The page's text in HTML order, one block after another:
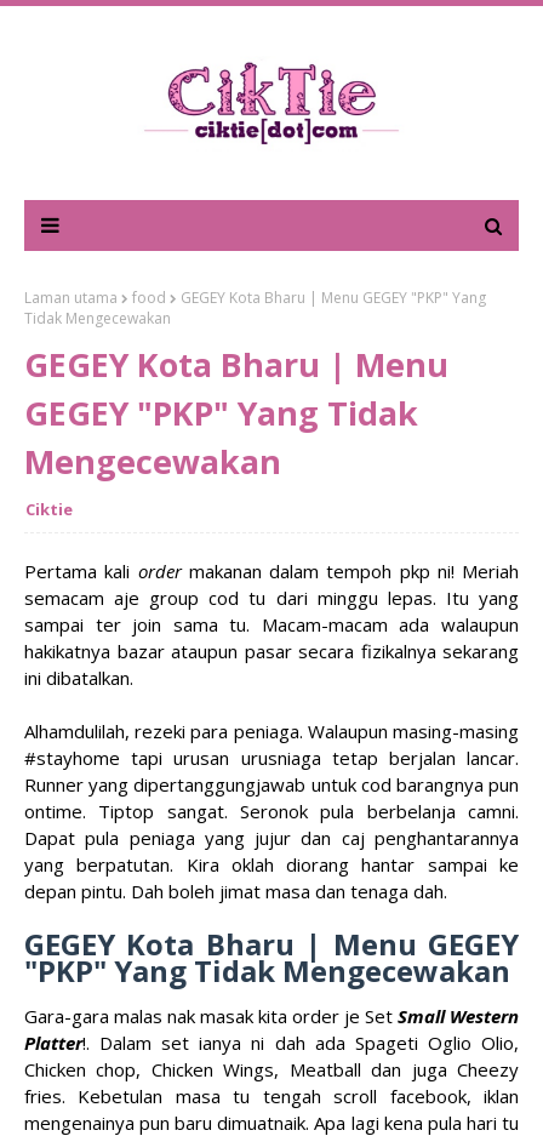
Laman utama food
GEGEY Kota Bharu | Menu GEGEY "PKP" Yang
Tidak Mengecewakan
GEGEY Kota Bharu | Menu
GEGEY "PKP" Yang Tidak
Mengecewakan
Ciktie
Pertama kali ordermakanan dalam tempoh pkp ni! Meriah
semacam aje group cod tu dari minggu lepas. Itu yang
sampai ter join sama tu. Macam-macam ada walaupun
hakikatnya bazar ataupun pasar secara fizikalnya sekarang
ini dibatalkan.
Alhamdulilah, rezeki para peniaga. Walaupun masing-masing
#stayhome tapi urusan urusniaga tetap berjalan lancar.
Runner yang dipertanggungjawab untuk cod barangnya pun
ontime. Tiptop sangat. Seronok pula berbelanja camni.
Dapat pula peniaga yang jujur dan caj penghantarannya
yang berpatutan. Kira oklah diorang hantar sampai ke
depan pintu. Dah boleh jimat masa dan tenaga dah.
GEGEY Kota Bharu | Menu GEGEY
"PKP" Yang Tidak Mengecewakan
Gara-gara malas nak masak kita order je Set Small Western
Platter!. Dalam set ianya ni dah ada Spageti Oglio Olio,
Chicken chop, Chicken Wings, Meatball dan juga Cheezy
fries. Kebetulan masa tu tengah scroll facebook, iklan
mengenainya pun baru dimuatnaik. Apa lagi kena pula hari tu